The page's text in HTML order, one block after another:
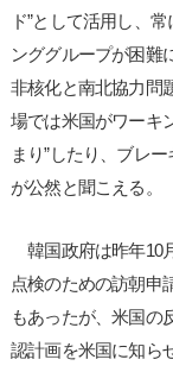
ド”として活用し、
ンググループが困難
非核化と南北協力問
場では米国がワーキ
まり”したり、ブレ
が公然と聞こえる。
韓国政府は昨年10
点検のための訪朝申
もあったが、米国の
認計画を米国に知ら